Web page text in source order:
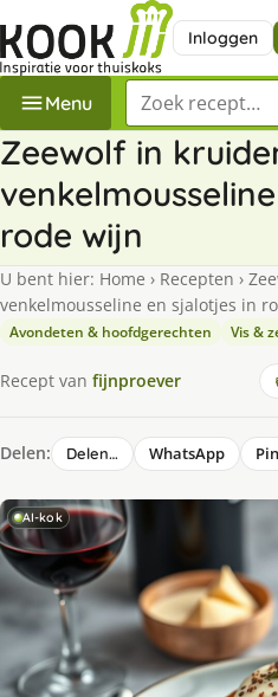
Inloggen
Menu Zoek een recept
Zeewolf in
rode wijn
U bent hier: Home › Recepten ›
venkelmousseline en sjalotjes in
Avondeten & hoofdgerechten Vis &
Recept van fijnproever
Delen: Delen… WhatsApp
AI-kok